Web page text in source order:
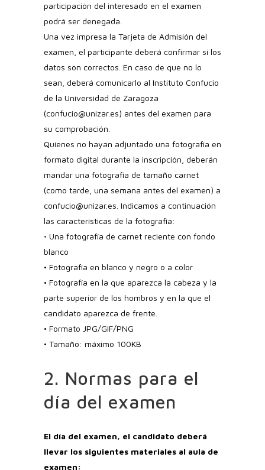
participación del interesado en el examen
podrá ser denegada.
Una vez impresa la Tarjeta de Admisión del
examen, el participante deberá confirmar si los
datos son correctos. En caso de que no lo
sean, deberá comunicarlo al Instituto Confucio
de la Universidad de Zaragoza
(confucio@unizar.es) antes del examen para
su comprobación.
Quienes no hayan adjuntado una fotografía en
formato digital durante la inscripción, deberán
mandar una fotografía de tamaño carnet
(como tarde, una semana antes del examen) a
confucio@unizar.es. Indicamos a continuación
las características de la fotografía:
• Una fotografía de carnet reciente con fondo
blanco
• Fotografía en blanco y negro o a color
• Fotografía en la que aparezca la cabeza y la
parte superior de los hombros y en la que el
candidato aparezca de frente.
• Formato JPG/GIF/PNG
• Tamaño: máximo 100KB
2. Normas para el
día del examen
El día del examen, el candidato deberá
llevar los siguientes materiales al aula de
examen: